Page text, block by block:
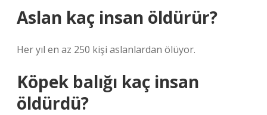
Aslan kaç insan öldürür?
Her yıl en az 250 kişi aslanlardan ölüyor.
Köpek balığı kaç insan
öldürdü?